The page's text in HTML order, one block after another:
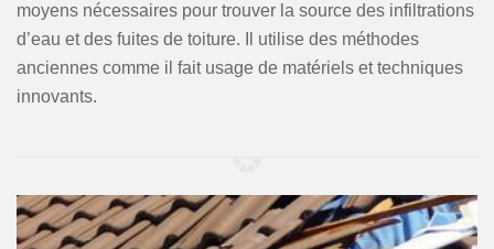
moyens nécessaires pour trouver la source des infiltrations
d’eau et des fuites de toiture. Il utilise des méthodes
anciennes comme il fait usage de matériels et techniques
innovants.